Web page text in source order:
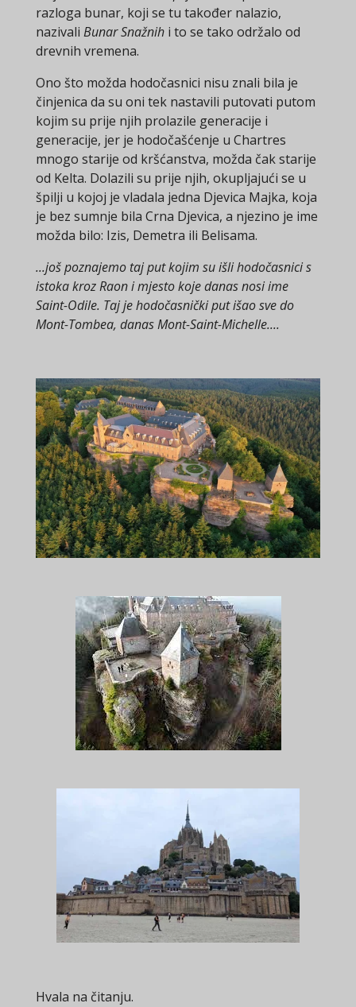
razloga bunar, koji se tu također nalazio,
nazivali Bunar Snažnihi to se tako održalo od
drevnih vremena.
Ono što možda hodočasnici nisu znali bila je
činjenica da su oni tek nastavili putovati putom
kojim su prije njih prolazile generacije i
generacije, jer je hodočašćenje u Chartres
mnogo starije od kršćanstva, možda čak starije
od Kelta. Dolazili su prije njih, okupljajući se u
špilji u kojoj je vladala jedna Djevica Majka, koja
je bez sumnje bila Crna Djevica, a njezino je ime
možda bilo: Izis, Demetra ili Belisama.
...još poznajemo taj put kojim su išli hodočasnici s
istoka kroz Raon i mjesto koje danas nosi ime
Saint-Odile. Taj je hodočasnički put išao sve do
Mont-Tombea, danas Mont-Saint-Michelle....
Hvala na čitanju.